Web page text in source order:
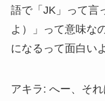
語で「JK」って言
よ）」って意味な
になるって面白い
アキラ: へー、そ